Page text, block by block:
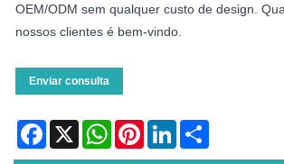
OEM/ODM sem qualquer custo de design.
nossos clientes é bem-vindo.
Enviar consulta
Facebook
X WhatsAppPinterestLinkedIn